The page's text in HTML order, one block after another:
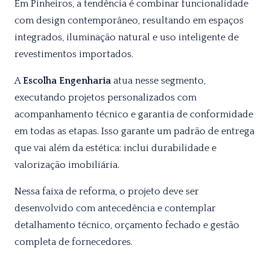
Em Pinheiros, a tendência é combinar funcionalidade
com design contemporâneo, resultando em espaços
integrados, iluminação natural e uso inteligente de
revestimentos importados.
AEscolha Engenharia atua nesse segmento,
executando projetos personalizados com
acompanhamento técnico e garantia de conformidade
em todas as etapas. Isso garante um padrão de entrega
que vai além da estética: inclui durabilidade e
valorização imobiliária.
Nessa faixa de reforma, o projeto deve ser
desenvolvido com antecedência e contemplar
detalhamento técnico, orçamento fechado e gestão
completa de fornecedores.